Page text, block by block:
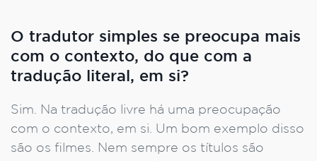
O tradutor simples se preocupa mais
com o contexto, do que com a
tradução literal, em si?
Sim. Na tradução livre há uma preocupação
com o contexto, em si. Um bom exemplo disso
são os filmes. Nem sempre os títulos são